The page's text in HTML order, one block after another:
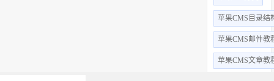
苹果CMS目录结
苹果CMS邮件教
苹果CMS文章教